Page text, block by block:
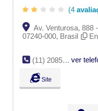
(4
Av. Venturosa, 888
07240-000, Brasil
(11) 2085-5540 ver
Site